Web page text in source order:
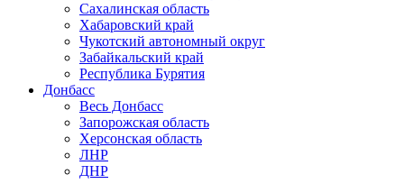
Сахалинская область
Хабаровский край
Чукотский автономный округ
Забайкальский край
Республика Бурятия
Донбасс
Весь Донбасс
Запорожская область
Херсонская область
ЛНР
ДНР